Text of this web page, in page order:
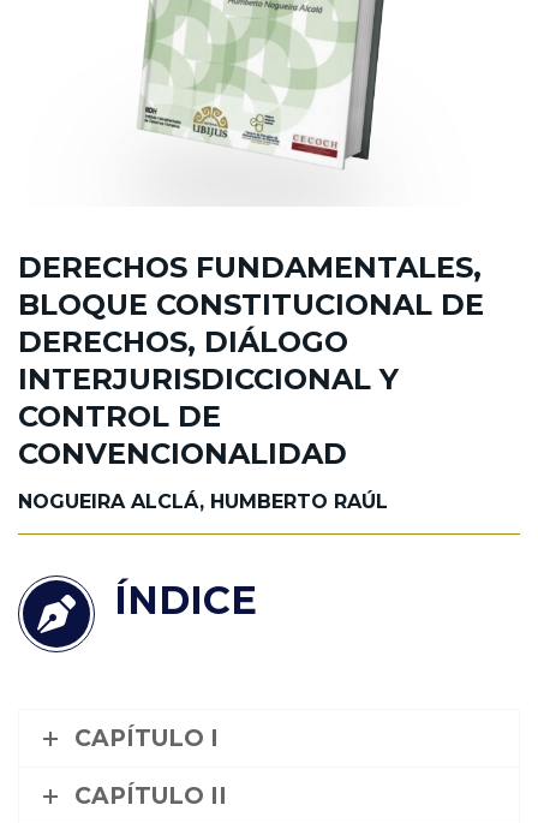
DERECHOS FUNDAMENTALES,
BLOQUE CONSTITUCIONAL DE
DERECHOS, DIÁLOGO
INTERJURISDICCIONAL Y
CONTROL DE
CONVENCIONALIDAD
NOGUEIRA ALCLÁ, HUMBERTO RAÚL
ÍNDICE
CAPÍTULO I
CAPÍTULO II